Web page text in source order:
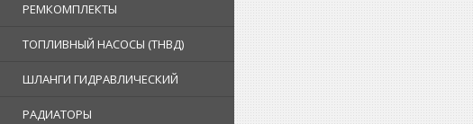
РЕМКОМПЛЕКТЫ
ТОПЛИВНЫЙ НАСОСЫ (ТНВД)
ШЛАНГИ ГИДРАВЛИЧЕСКИЙ
РАДИАТОРЫ